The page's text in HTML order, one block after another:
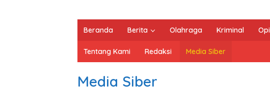
Beranda Berita Olahraga Kriminal
Tentang Kami Redaksi Media Siber
Media Siber